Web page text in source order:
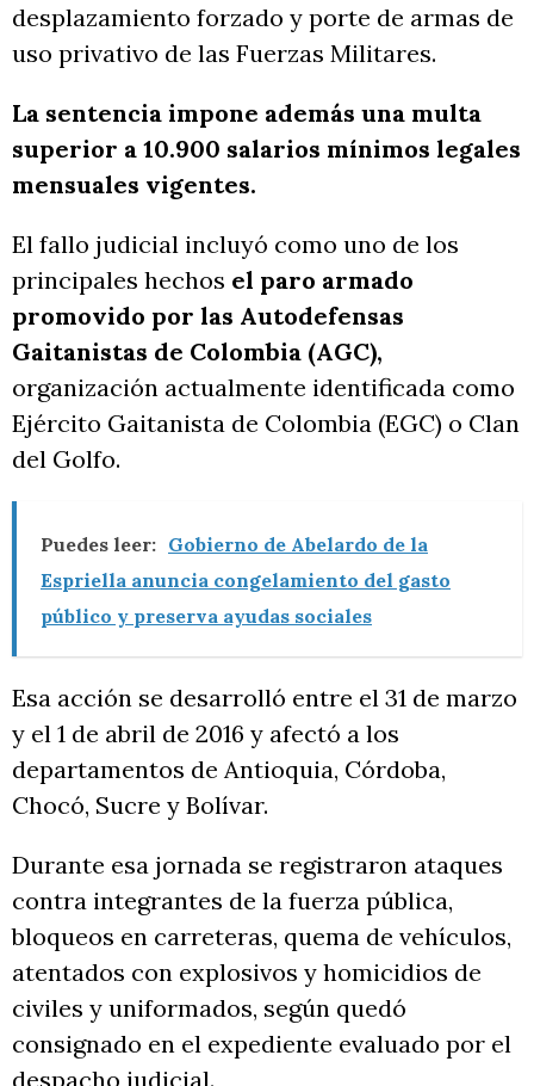
desplazamiento forzado y porte de armas de
uso privativo de las Fuerzas Militares.
La sentencia impone además una multa
superior a 10.900 salarios mínimos legales
mensuales vigentes.
El fallo judicial incluyó como uno de los
principales hechos el paro armado
promovido por las Autodefensas
Gaitanistas de Colombia (AGC),
organización actualmente identificada como
Ejército Gaitanista de Colombia (EGC) o Clan
del Golfo.
Puedes leer: Gobierno de Abelardo de la
Espriella anuncia congelamiento del gasto
público y preserva ayudas sociales
Esa acción se desarrolló entre el 31 de marzo
y el 1 de abril de 2016 y afectó a los
departamentos de Antioquia, Córdoba,
Chocó, Sucre y Bolívar.
Durante esa jornada se registraron ataques
contra integrantes de la fuerza pública,
bloqueos en carreteras, quema de vehículos,
atentados con explosivos y homicidios de
civiles y uniformados, según quedó
consignado en el expediente evaluado por el
despacho judicial.